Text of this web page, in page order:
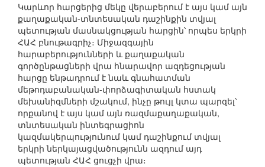
Կարևոր հարցերից մեկը վերաբերում է այս կամ այն
քաղաքական-տնտեսական դաշինքին տվյալ
պետության մասնակցության հարցին՝ որպես երկրի
ՀԱՀ բնութագրիչ։ Միջազգային
հարաբերությունների և քաղաքական
գործընթացների վրա հնարավոր ազդեցության
հարցը ենթադրում է նաև գնահատման
մեթոդաբանական-փորձագիտական հստակ
մեխանիզմների մշակում, ինչը թույլ կտա պարզել՝
որքանով է այս կամ այն ռազմաքաղաքական,
տնտեսական ինտեգրացիոն
կազմակերպությունում կամ դաշինքում տվյալ
երկրի ներկայացվածությունն ազդում այդ
պետության ՀԱՀ ցուցչի վրա։